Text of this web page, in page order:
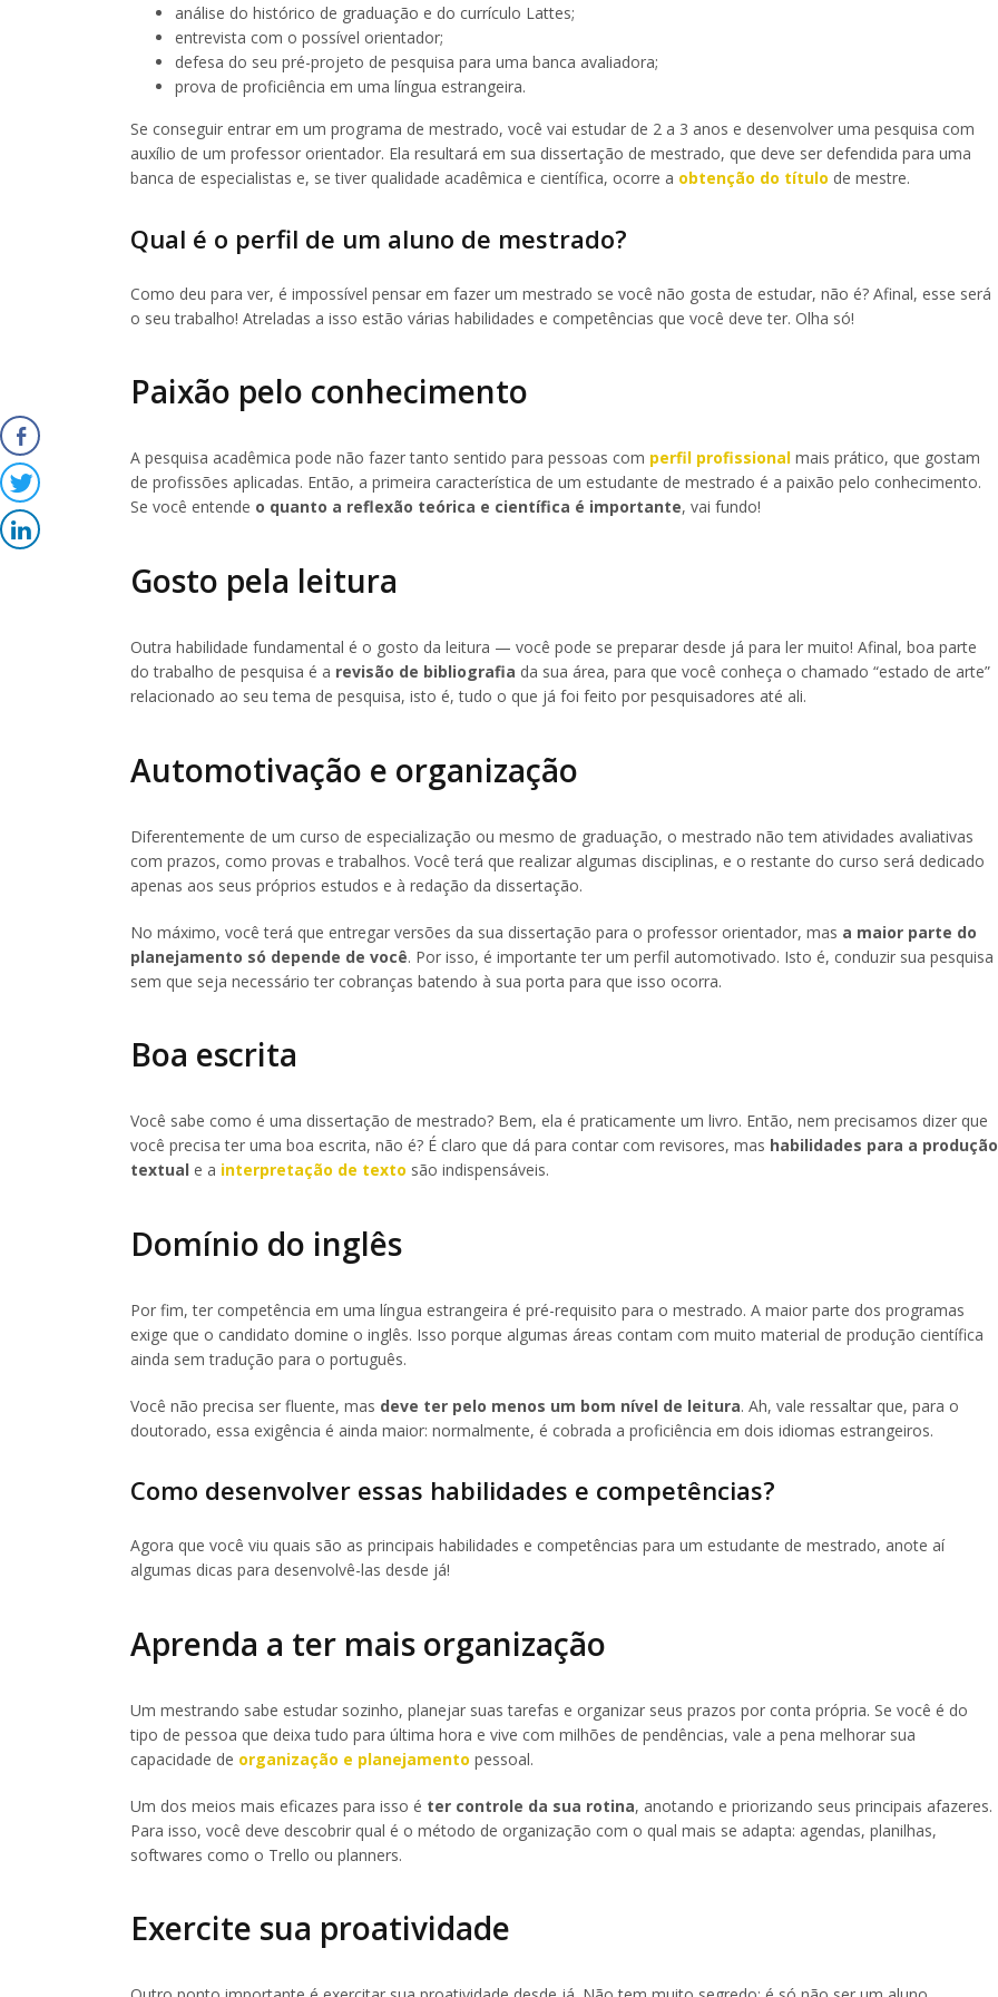
análise do histórico de graduação e do currículo Lattes;
entrevista com o possível orientador;
defesa do seu pré-projeto de pesquisa para uma banca avaliadora;
prova de proficiência em uma língua estrangeira.
Se conseguir entrar em um programa de mestrado, você vai estudar de 2 a 3 anos e desenvolver uma pesquisa com
auxílio de um professor orientador. Ela resultará em sua dissertação de mestrado, que deve ser defendida para uma
banca de especialistas e, se tiver qualidade acadêmica e científica, ocorre a obtenção do título de mestre.
Qual é o perfil de um aluno de mestrado?
Como deu para ver, é impossível pensar em fazer um mestrado se você não gosta de estudar, não é? Afinal, esse será
o seu trabalho! Atreladas a isso estão várias habilidades e competências que você deve ter. Olha só!
Paixão pelo conhecimento
A pesquisa acadêmica pode não fazer tanto sentido para pessoas com perfil profissional mais prático, que gostam
de profissões aplicadas. Então, a primeira característica de um estudante de mestrado é a paixão pelo conhecimento.
Se você entende o quanto a reflexão teórica e científica é importante, vai fundo!
Gosto pela leitura
Outra habilidade fundamental é o gosto da leitura — você pode se preparar desde já para ler muito! Afinal, boa parte
do trabalho de pesquisa é a revisão de bibliografia da sua área, para que você conheça o chamado “estado de arte”
relacionado ao seu tema de pesquisa, isto é, tudo o que já foi feito por pesquisadores até ali.
Automotivação e organização
Diferentemente de um curso de especialização ou mesmo de graduação, o mestrado não tem atividades avaliativas
com prazos, como provas e trabalhos. Você terá que realizar algumas disciplinas, e o restante do curso será dedicado
apenas aos seus próprios estudos e à redação da dissertação.
No máximo, você terá que entregar versões da sua dissertação para o professor orientador, mas a maior parte do
planejamento só depende de você. Por isso, é importante ter um perfil automotivado. Isto é, conduzir sua pesquisa
sem que seja necessário ter cobranças batendo à sua porta para que isso ocorra.
Boa escrita
Você sabe como é uma dissertação de mestrado? Bem, ela é praticamente um livro. Então, nem precisamos dizer que
você precisa ter uma boa escrita, não é? É claro que dá para contar com revisores, mas habilidades para a produção
textual e a interpretação de texto são indispensáveis.
Domínio do inglês
Por fim, ter competência em uma língua estrangeira é pré-requisito para o mestrado. A maior parte dos programas
exige que o candidato domine o inglês. Isso porque algumas áreas contam com muito material de produção científica
ainda sem tradução para o português.
Você não precisa ser fluente, mas deve ter pelo menos um bom nível de leitura. Ah, vale ressaltar que, para o
doutorado, essa exigência é ainda maior: normalmente, é cobrada a proficiência em dois idiomas estrangeiros.
Como desenvolver essas habilidades e competências?
Agora que você viu quais são as principais habilidades e competências para um estudante de mestrado, anote aí
algumas dicas para desenvolvê-las desde já!
Aprenda a ter mais organização
Um mestrando sabe estudar sozinho, planejar suas tarefas e organizar seus prazos por conta própria. Se você é do
tipo de pessoa que deixa tudo para última hora e vive com milhões de pendências, vale a pena melhorar sua
capacidade de organização e planejamento pessoal.
Um dos meios mais eficazes para isso é ter controle da sua rotina, anotando e priorizando seus principais afazeres.
Para isso, você deve descobrir qual é o método de organização com o qual mais se adapta: agendas, planilhas,
softwares como o Trello ou planners.
Exercite sua proatividade